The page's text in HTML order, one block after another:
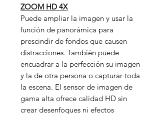
ZOOM HD 4X
Puede ampliar la imagen y usar la
función de panorámica para
prescindir de fondos que causen
distracciones. También puede
encuadrar a la perfección su imagen
y la de otra persona o capturar toda
la escena. El sensor de imagen de
gama alta ofrece calidad HD sin
crear desenfoques ni efectos